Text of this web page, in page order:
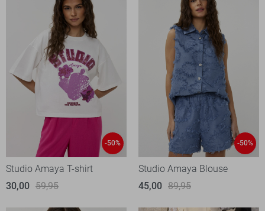
-50%
Studio Amaya T-shirt
30,00 59,95
-50%
Studio Amaya Blouse
45,00 89,95